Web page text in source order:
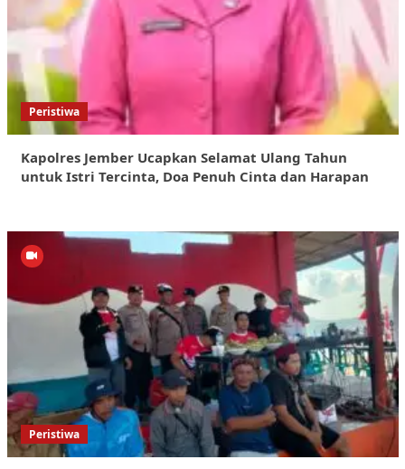
Peristiwa
Kapolres Jember Ucapkan Selamat Ulang Tahun
untuk Istri Tercinta, Doa Penuh Cinta dan Harapan
Peristiwa